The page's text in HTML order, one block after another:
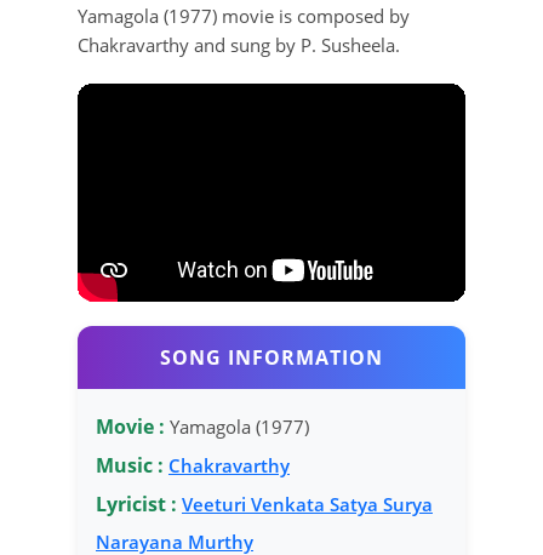
Yamagola (1977) movie is composed by
Chakravarthy and sung by P. Susheela.
SONG INFORMATION
Movie : Yamagola (1977)
Music : Chakravarthy
Lyricist : Veeturi Venkata Satya Surya
Narayana Murthy